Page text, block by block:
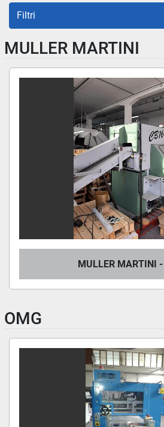
Filtri
STACKER (7)
Ordina per
MULLER MARTINI
MULLER MARTINI
OMG